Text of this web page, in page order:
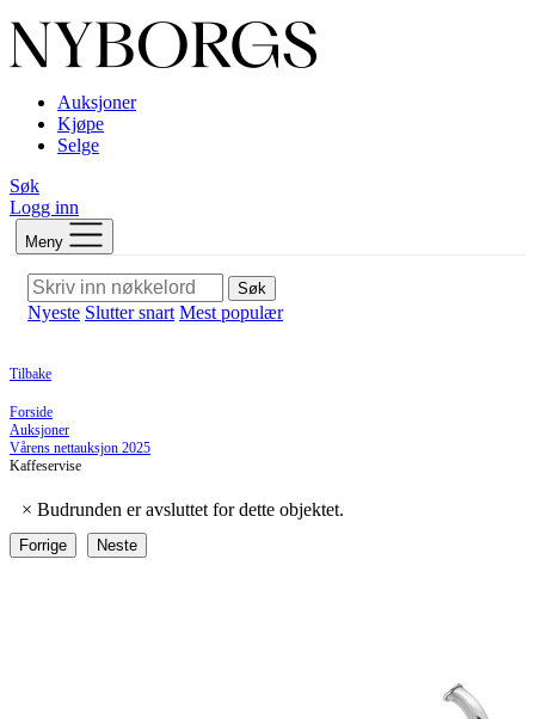
Auksjoner
Kjøpe
Selge
Søk
Logg inn
Meny
Søk
Nyeste Slutter snart Mest populær
Tilbake
Forside
Auksjoner
Vårens nettauksjon 2025
Kaffeservise
× Budrunden er avsluttet for dette objektet.
Forrige Neste